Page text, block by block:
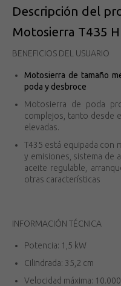
Descripción del
Motosierra T435
BENEFICIOS DEL USUARIO
Motosierra de tamaño
poda y desbroce
Motosierra de poda
complejos, tanto desde
elevadas.
T435 está equipada con
y emisiones, sistema de
aceite regulable,
otras características
INFORMACIÓN TÉCNICA
Potencia: 1,5 kW
Cilindrada: 35,2 cm
Velocidad máxima: